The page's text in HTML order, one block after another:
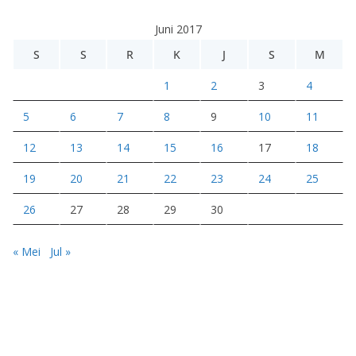
Juni 2017
S
S R K J S M
1 2 3 4
5 6 7 8 9 10 11
12 13 14 15 16 17 18
19 20 21 22 23 24 25
26 27 28 29 30
« Mei Jul »